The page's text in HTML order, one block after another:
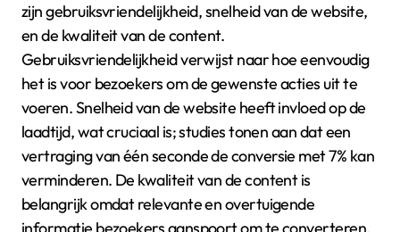
zijn gebruiksvriendelijkheid, snelheid van de website,
en de kwaliteit van de content.
Gebruiksvriendelijkheid verwijst naar hoe eenvoudig
het is voor bezoekers om de gewenste acties uit te
voeren. Snelheid van de website heeft invloed op de
laadtijd, wat cruciaal is; studies tonen aan dat een
vertraging van één seconde de conversie met 7% kan
verminderen. De kwaliteit van de content is
belangrijk omdat relevante en overtuigende